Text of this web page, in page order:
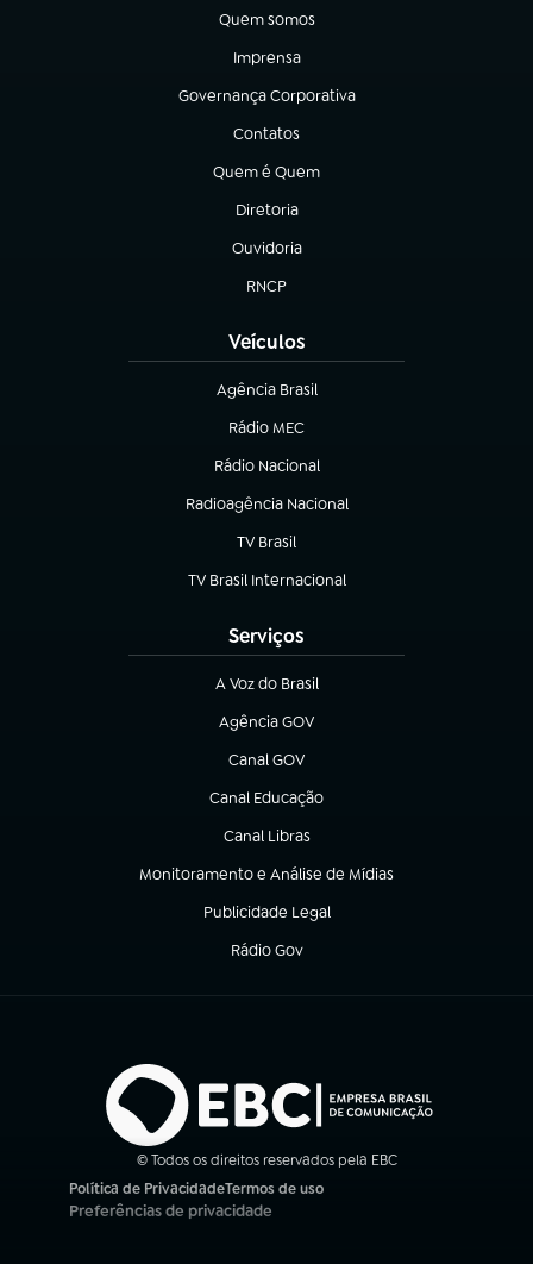
Quem somos
(abre em nova aba)
Imprensa
(abre em nova aba)
Governança Corporativa
(abre em nova aba)
Contatos
(abre em nova aba)
Quem é Quem
(abre em nova aba)
Diretoria
(abre em nova aba)
Ouvidoria
(abre em nova aba)
RNCP
(abre em nova aba)
Veículos
Agência Brasil
(abre em nova aba)
Rádio MEC
Rádio Nacional
(abre em nova aba)
Radioagência Nacional
(abre em nova aba)
TV Brasil
(abre em nova aba)
TV Brasil Internacional
(abre em nova aba)
Serviços
A Voz do Brasil
(abre em nova aba)
Agência GOV
(abre em nova aba)
Canal GOV
(abre em nova aba)
Canal Educação
(abre em nova aba)
Canal Libras
(abre em nova aba)
Monitoramento e Análise de Mídias
(abre em nova aba)
Publicidade Legal
(abre em nova aba)
Rádio Gov
(abre em nova aba)
© Todos os direitos reservados pela EBC
Política de Privacidade
(abre em nova aba)
Termos de uso
(abre em nova aba)
Preferências de privacidade